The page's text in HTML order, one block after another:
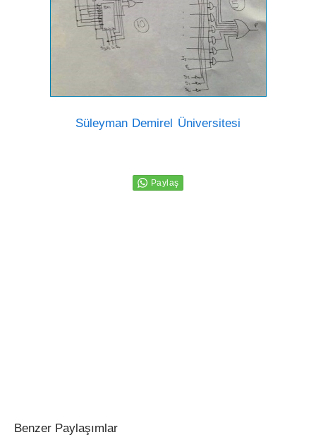
Süleyman Demirel Üniversitesi
Benzer Paylaşımlar